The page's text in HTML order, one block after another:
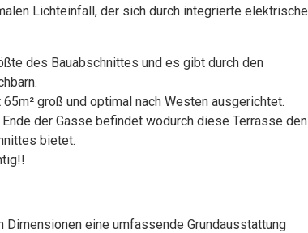
Lichteinfall, der sich durch integrierte elektrische
des Bauabschnittes und es gibt durch den
groß und optimal nach Westen ausgerichtet.
der Gasse befindet wodurch diese Terrasse den
bietet.
eine umfassende Grundausstattung